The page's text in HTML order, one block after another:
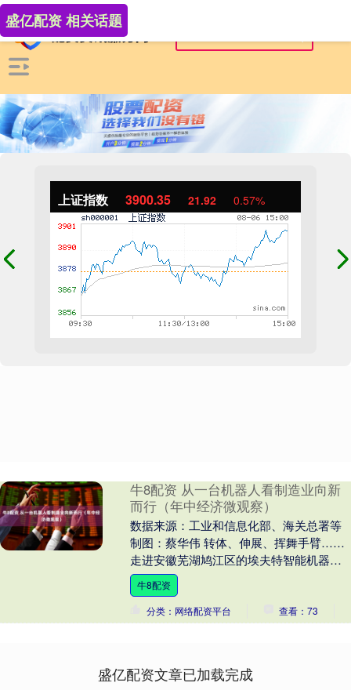
上证指数 3900.35 21.92 0.57%
盛亿配资 相关话题
牛8配资 从一台机器人看制造业向新
而行（年中经济微观察）
数据来源：工业和信息化部、海关总署等
制图：蔡华伟 转体、伸展、挥舞手臂……
走进安徽芜湖鸠江区的埃夫特智能机器人
股份有限公司制造交付中心，映入眼帘的
是一批进行“....
牛8配资
分类：网络配资平台
查看：73
盛亿配资文章已加载完成